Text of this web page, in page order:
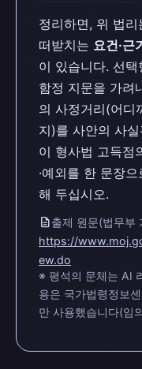
정리하면, 위 법
떠받치는 요건·근
이 있습니다. 선
함정 지문을 가려
의 사정거리(어디
지)를 사안의 사
이 형사법 고득점
·예외를 한 문장
해 두십시오.
description출제 원문(법무부
https://
ew.do
※ 평석의 문체는 AI
용은 국가법령정보
만 사용했습니다(임